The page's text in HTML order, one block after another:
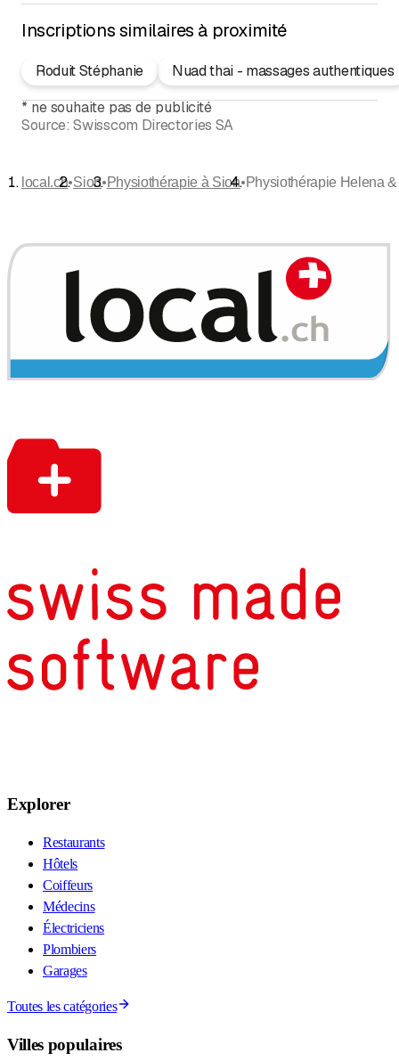
Inscriptions similaires à proximité
Roduit Stéphanie
Nuad thai - massages authentiques
* ne souhaite pas de publicité
Source: Swisscom Directories SA
local.ch•Sion•Physiothérapie à Sion•Physiothérapie Helena
Explorer
Restaurants
Hôtels
Coiffeurs
Médecins
Électriciens
Plombiers
Garages
Toutes les catégories
Villes populaires